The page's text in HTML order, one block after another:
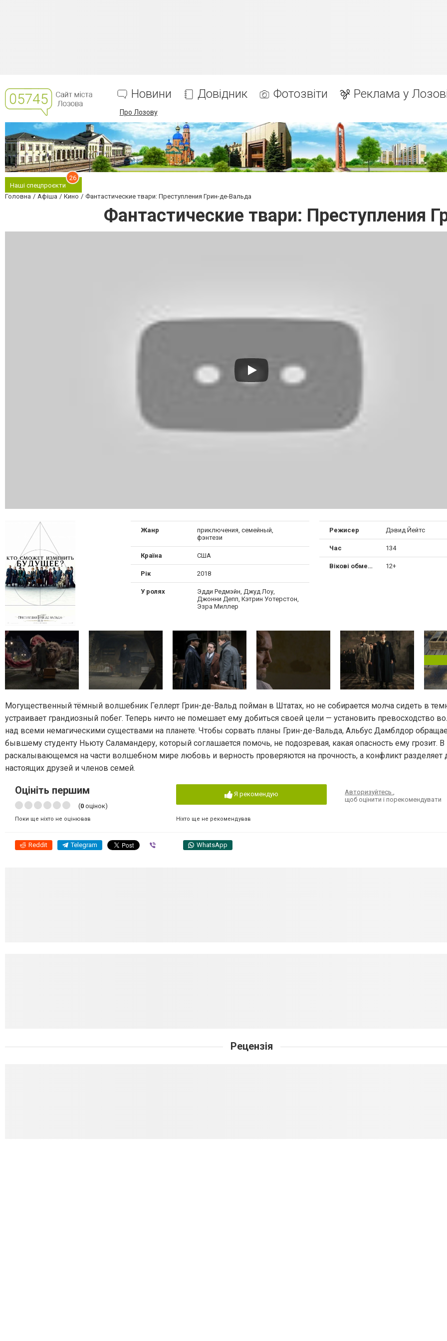
Новини Довідник Фотозвіти Реклама у
Про Лозову
Наші спецпроєкти
26
Головна Афіша Кино Фантастические твари: Преступления Грин-де-Вальда
Фантастические твари: Преступления
Жанр
приключения, семейный,
фэнтези
Країна США
Рік 2018
У ролях
Эдди Редмэйн, Джуд Лоу,
Джонни Депп, Кэтрин Уотерстон,
Эзра Миллер
Режисер Дэвид Йейтс
Час 134
Вікові обмеження 12+
Могущественный тёмный волшебник Геллерт Грин-де-Вальд пойман в Штатах, но не собирается молча сидеть в
устраивает грандиозный побег. Теперь ничто не помешает ему добиться своей цели — установить превосходство
над всеми немагическими существами на планете. Чтобы сорвать планы Грин-де-Вальда, Альбус Дамблдор
бывшему студенту Ньюту Саламандеру, который соглашается помочь, не подозревая, какая опасность ему грозит. В
раскалывающемся на части волшебном мире любовь и верность проверяются на прочность, а конфликт разделяет
настоящих друзей и членов семей.
Оцініть першим
(0 оцінок)
Поки ще ніхто не оцінював
Я рекомендую
Ніхто ще не рекомендував
Авторизуйтесь,
щоб оцінити і порекомендувати
Reddit Telegram WhatsApp
Рецензія